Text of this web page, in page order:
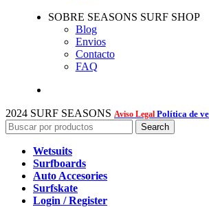
SOBRE SEASONS SURF SHOP
Blog
Envios
Contacto
FAQ
2024 SURF SEASONS Aviso Legal Política de
Search
Wetsuits
Surfboards
Auto Accesories
Surfskate
Login / Register